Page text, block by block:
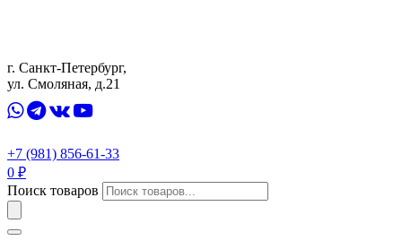
г. Санкт-Петербург,
ул. Смоляная, д.21
+7 (981) 856-61-33
0 ₽
Поиск товаров